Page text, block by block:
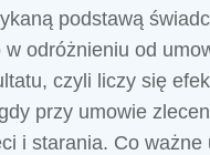
podstawą
w odróżnieniu od
czyli liczy się
przy umowie
i starania. Co ważne